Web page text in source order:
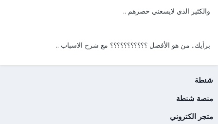
والكثير الذي لايسعني حصرهم ..
برأيك.. من هو الأفضل ؟؟؟؟؟؟؟؟؟؟؟ مع شرح الاسباب ..
شنطة
منصة شنطة
متجر الكتروني